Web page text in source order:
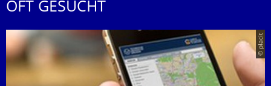
OFT GESUCHT
© placit